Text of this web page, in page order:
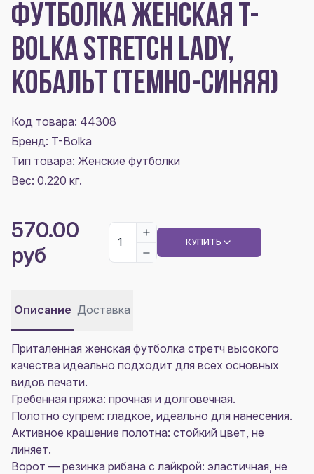
ФУТБОЛКА ЖЕНСКАЯ T-
BOLKA STRETCH LADY,
КОБАЛЬТ (ТЕМНО-СИНЯЯ)
Код товара: 44308
Бренд: T-Bolka
Тип товара: Женские футболки
Вес: 0.220 кг.
570.00
руб
КУПИТЬ
Описание Доставка
Приталенная женская футболка стретч высокого
качества идеально подходит для всех основных
видов печати.
Гребенная пряжа: прочная и долговечная.
Полотно супрем: гладкое, идеально для нанесения.
Активное крашение полотна: стойкий цвет, не
линяет.
Ворот — резинка рибана с лайкрой: эластичная, не